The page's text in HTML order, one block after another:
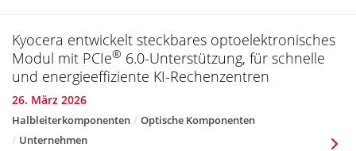
Kyocera entwickelt steckbares optoelektronisches
Modul mit PCIe® 6.0-Unterstützung, für schnelle
und energieeffiziente KI-Rechenzentren
26. März 2026
Halbleiterkomponenten
Optische Komponenten
Unternehmen